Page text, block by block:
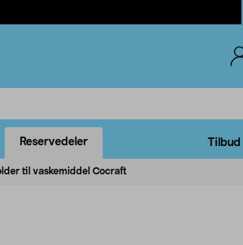
Reservedeler Tilbud
til vaskemiddel Cocraft